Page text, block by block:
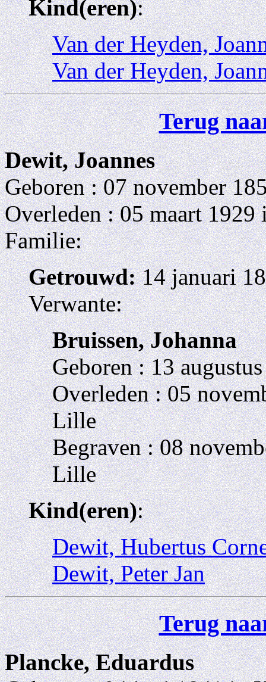
Kind(eren):
Van der Heyden,
Van der Heyden,
Terug
Dewit, Joannes
Geboren : 07 november
Overleden : 05 maart
Familie:
Getrouwd:14 januari
Verwante:
Bruissen, Johanna
Geboren : 13
Overleden : 05
Lille
Begraven : 08
Lille
Kind(eren):
Dewit, Hubertus
Dewit, Peter Jan
Terug
Plancke, Eduardus